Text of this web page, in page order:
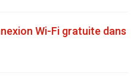
Wi-Fi gratuite dans